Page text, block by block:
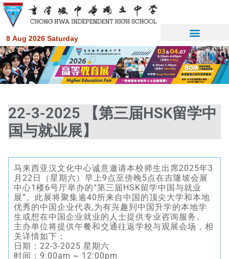
8 Aug 2026 Saturday
22-3-2025 【第三届HSK留学中
国与就业展】
马来西亚汉文化中心诚意邀请本校师生出席2025年3
月22日（星期六）早上9点至傍晚5点在吉隆坡会展
中心1楼6号厅举办的“第三届HSK留学中国与就业
展”。此展将聚集逾40所来自中国的顶尖大学和本地
优秀的中国企业代表,为有兴趣到中国升学的本地学
生或想在中国企业就业的人士提供专业咨询服务。
主办单位将提供午餐和交通往返学校与观展会场，相
关详情如下：
日期：22-3-2025 星期六
时间：9:00am ~ 12:00pm